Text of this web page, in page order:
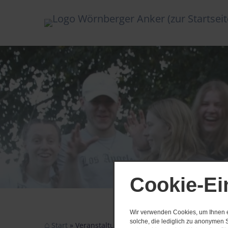
Cookie-
Wir verwenden Cookies, um
solche, die lediglich zu anonymen
Start Veranstaltungen